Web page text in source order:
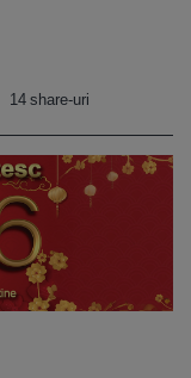
14 share-uri